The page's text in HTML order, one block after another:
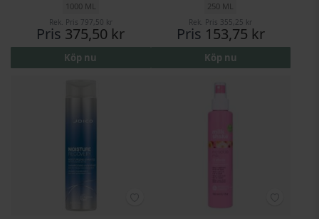
1000 ML
Rek. Pris 797,50 kr
Pris 375,50 kr
Köp nu
250 ML
Rek. Pris 355,25 kr
Pris 153,75 kr
Köp nu